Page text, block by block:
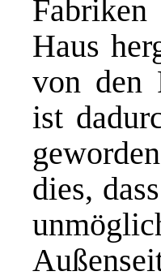
Haus
von den
ist
dies,